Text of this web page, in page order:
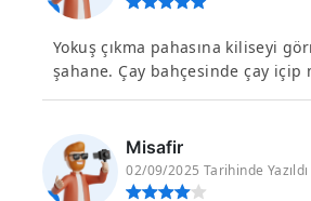
Yokuş çıkma pahasına kiliseyi
şahane. Çay bahçesinde çay içip
Misafir
02/09/2025 Tarihinde